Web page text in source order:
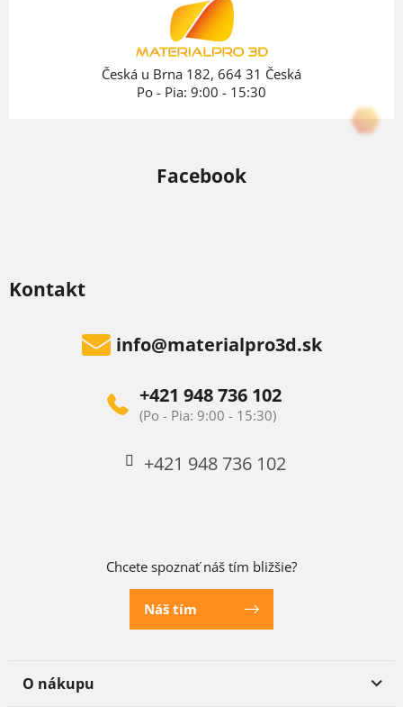
Kontakt
info@materialpro3d.sk
+421 948 736 102
+421 948 736 102
Chcete spoznať náš tím bližšie?
Náš tím
O nákupu
Česká u Brna 182, 664 31 Česká
Po - Pia: 9:00 - 15:30
Facebook